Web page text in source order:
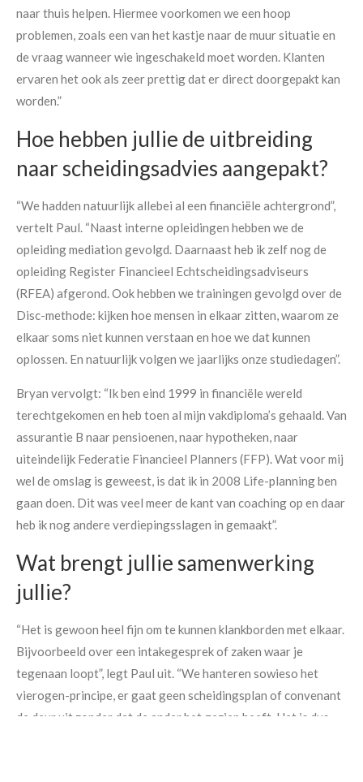
naar thuis helpen. Hiermee voorkomen we een hoop
problemen, zoals een van het kastje naar de muur situatie en
de vraag wanneer wie ingeschakeld moet worden. Klanten
ervaren het ook als zeer prettig dat er direct doorgepakt kan
worden.”
Hoe hebben jullie de uitbreiding
naar scheidingsadvies aangepakt?
“We hadden natuurlijk allebei al een financiële achtergrond”,
vertelt Paul. “Naast interne opleidingen hebben we de
opleiding mediation gevolgd. Daarnaast heb ik zelf nog de
opleiding Register Financieel Echtscheidingsadviseurs
(RFEA) afgerond. Ook hebben we trainingen gevolgd over de
Disc-methode: kijken hoe mensen in elkaar zitten, waarom ze
elkaar soms niet kunnen verstaan en hoe we dat kunnen
oplossen. En natuurlijk volgen we jaarlijks onze studiedagen”.
Bryan vervolgt: “Ik ben eind 1999 in financiële wereld
terechtgekomen en heb toen al mijn vakdiploma’s gehaald. Van
assurantie B naar pensioenen, naar hypotheken, naar
uiteindelijk Federatie Financieel Planners (FFP). Wat voor mij
wel de omslag is geweest, is dat ik in 2008 Life-planning ben
gaan doen. Dit was veel meer de kant van coaching op en daar
heb ik nog andere verdiepingsslagen in gemaakt”.
Wat brengt jullie samenwerking
jullie?
“Het is gewoon heel fijn om te kunnen klankborden met elkaar.
Bijvoorbeeld over een intakegesprek of zaken waar je
tegenaan loopt”, legt Paul uit. “We hanteren sowieso het
vierogen-principe, er gaat geen scheidingsplan of convenant
de deur uit zonder dat de ander het gezien heeft. Het is dus
Maak een afspraak